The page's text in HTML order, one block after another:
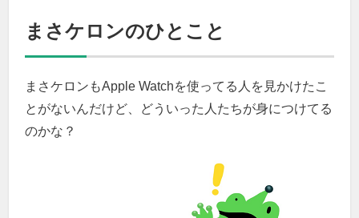
まさケロンのひとこと
まさケロンもApple Watchを使ってる人を見かけたこ
とがないんだけど、どういった人たちが身につけてる
のかな？